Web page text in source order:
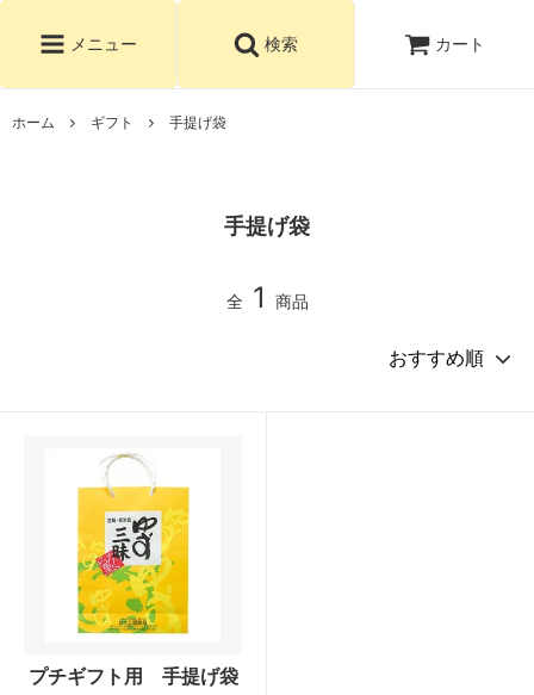
メニュー 検索 カート
ホーム ギフト 手提げ袋
手提げ袋
全 1 商品
プチギフト用 手提げ袋